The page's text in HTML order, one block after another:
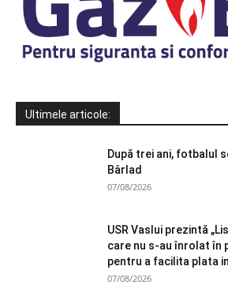
Ultimele articole:
După trei ani, fotbalul
Bârlad
07/08/2026
USR Vaslui prezintă
care nu s-au înrolat în
pentru a facilita plata
07/08/2026